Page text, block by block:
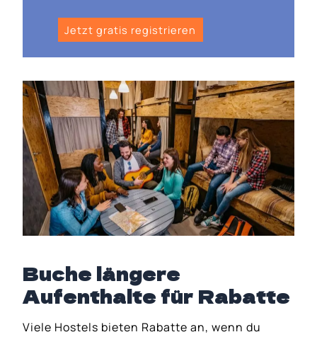
Jetzt gratis registrieren
Buche längere
Aufenthalte für Rabatte
Viele Hostels bieten Rabatte an, wenn du